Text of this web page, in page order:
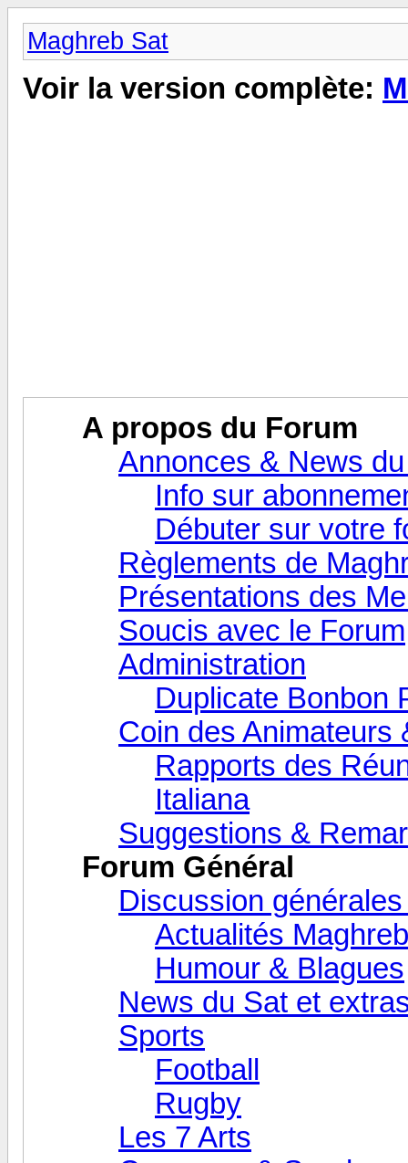
Maghreb Sat
Voir la version complète:
A propos du Forum
Annonces & News
Info sur
Débuter sur votre
Règlements de
Présentations des
Soucis avec le Forum
Administration
Duplicate Bonbon
Coin des Animateurs
Rapports des
Italiana
Suggestions &
Forum Général
Discussion
Actualités
Humour & Blagues
News du Sat et
Sports
Football
Rugby
Les 7 Arts